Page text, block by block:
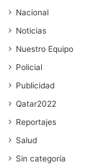
Nacional
Noticias
Nuestro Equipo
Policial
Publicidad
Qatar2022
Reportajes
Salud
Sin categoría